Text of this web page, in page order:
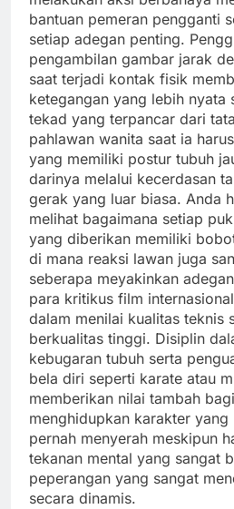
bantuan pemeran pengganti
setiap adegan penting.
pengambilan gambar jarak
saat terjadi kontak fisik
ketegangan yang lebih nyata
tekad yang terpancar dari
pahlawan wanita saat ia
yang memiliki postur tubuh
darinya melalui kecerdasan
gerak yang luar biasa. Anda
melihat bagaimana setiap
yang diberikan memiliki
di mana reaksi lawan juga
seberapa meyakinkan
para kritikus film
dalam menilai kualitas teknis
berkualitas tinggi. Disiplin
kebugaran tubuh serta
bela diri seperti karate atau
memberikan nilai tambah
menghidupkan karakter
pernah menyerah meskipun
tekanan mental yang sangat
peperangan yang sangat
secara dinamis.